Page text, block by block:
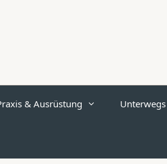
& Ausrüstung Unterwegs